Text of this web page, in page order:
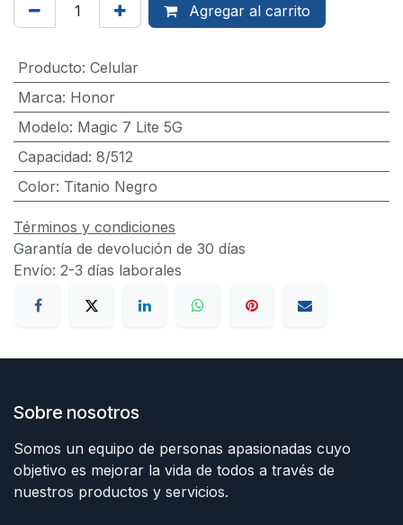
Agregar al carrito
Producto: Celular
Marca: Honor
Modelo: Magic 7 Lite 5G
Capacidad: 8/512
Color: Titanio Negro
Términos y condiciones
Garantía de devolución de 30 días
Envío: 2-3 días laborales
Sobre nosotros
Somos un equipo de personas apasionadas cuyo
objetivo es mejorar la vida de todos a través de
nuestros productos y servicios.